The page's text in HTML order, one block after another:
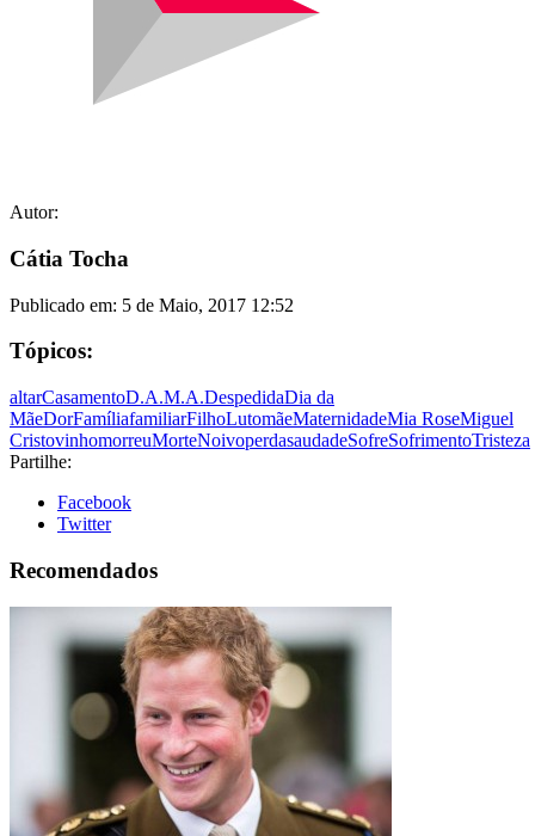
Autor:
Cátia Tocha
Publicado em: 5 de Maio, 2017 12:52
Tópicos:
altarCasamentoD.A.M.A.DespedidaDia da
MãeDorFamíliafamiliarFilhoLutomãeMaternidadeMia RoseMiguel
CristovinhomorreuMorteNoivoperdasaudadeSofreSofrimentoTristeza
Partilhe:
Facebook
Twitter
Recomendados